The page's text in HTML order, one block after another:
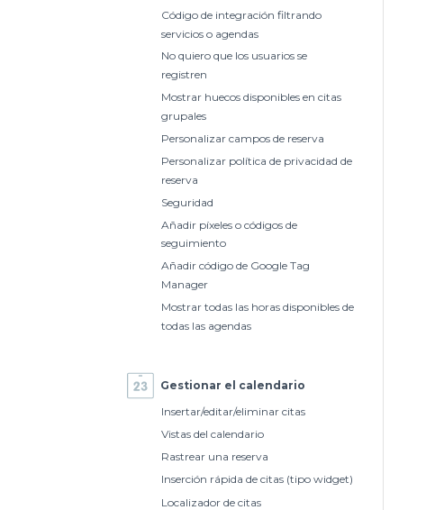
Código de integración filtrando
servicios o agendas
No quiero que los usuarios se
registren
Mostrar huecos disponibles en citas
grupales
Personalizar campos de reserva
Personalizar política de privacidad de
reserva
Seguridad
Añadir píxeles o códigos de
seguimiento
Añadir código de Google Tag
Manager
Mostrar todas las horas disponibles de
todas las agendas
Gestionar el calendario
Insertar/editar/eliminar citas
Vistas del calendario
Rastrear una reserva
Inserción rápida de citas (tipo widget)
Localizador de citas